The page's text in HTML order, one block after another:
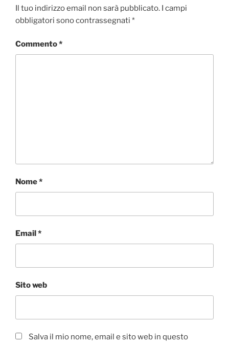
Il tuo indirizzo email non sarà pubblicato. I campi
obbligatori sono contrassegnati *
Commento*
Nome*
Email*
Sito web
Salva il mio nome, email e sito web in questo